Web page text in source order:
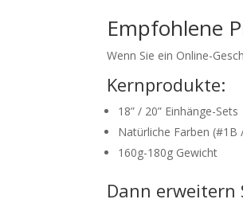
Empfohlene
Wenn Sie ein Online-
Kernprodukte:
18” / 20” Einhänge-Sets
Natürliche Farben (#1B
160g-180g Gewicht
Dann erweitern